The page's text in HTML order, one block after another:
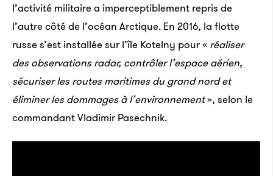
l’activité militaire a imperceptiblement repris de
l’autre côté de l’océan Arctique. En 2016, la flotte
russe s’est installée sur l’île Kotelny pour « réaliser
des observations radar, contrôler l’espace aérien,
sécuriser les routes maritimes du grand nord et
éliminer les dommages à l’environnement», selon le
commandant Vladimir Pasechnik.